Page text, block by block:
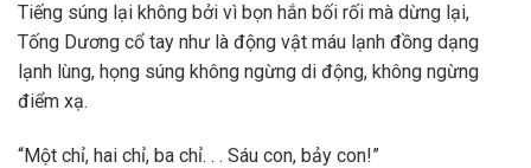
Tiếng súng lại không bởi vì bọn hắn bối rối mà dừng lại,
Tống Dương cổ tay như là động vật máu lạnh đồng dạng
lạnh lùng, họng súng không ngừng di động, không ngừng
điểm xạ.
“Một chỉ, hai chỉ, ba chỉ. . . Sáu con, bảy con!”